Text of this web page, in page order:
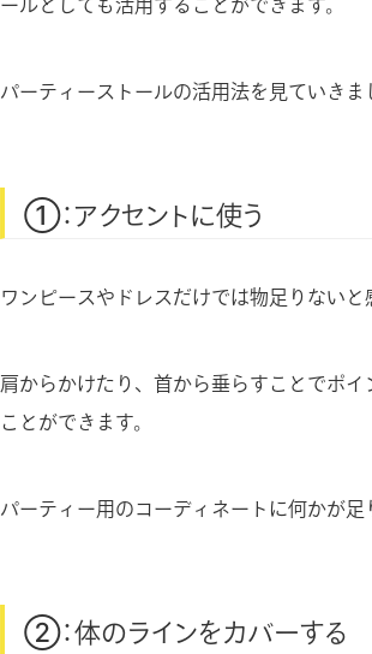
ールとしても活用することができます。
パーティーストールの活用法を見ていきま
①：アクセントに使う
ワンピースやドレスだけでは物足りない
肩からかけたり、首から垂らすことでポ
ことができます。
パーティー用のコーディネートに何かが足
②：体のラインをカバーする